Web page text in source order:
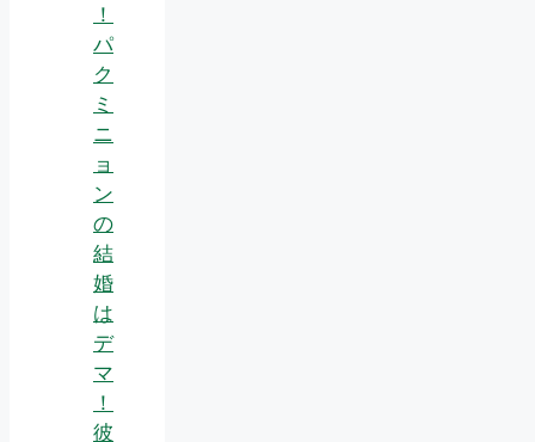
！
パ
ク
ミ
ニ
ョ
ン
の
結
婚
は
デ
マ
！
彼